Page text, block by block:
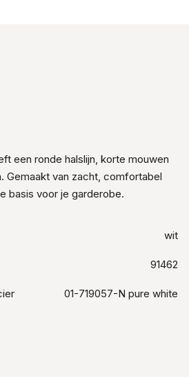
een ronde halslijn, korte mouwen
Gemaakt van zacht, comfortabel
basis voor je garderobe.
wit
91462
01-719057-N pure white